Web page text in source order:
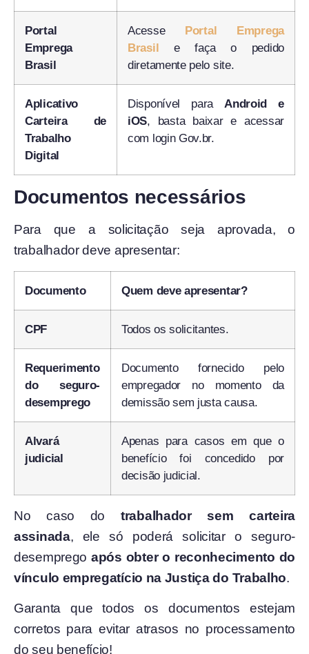
Portal
Emprega
Brasil
Acesse Portal Emprega
Brasil e faça o pedido
diretamente pelo site.
Aplicativo
Carteira de
Trabalho
Digital
Disponível paraAndroid e
iOS, basta baixar e acessar
com login Gov.br.
Documentos necessários
Para que a solicitação seja aprovada, o
trabalhador deve apresentar:
Documento Quem deve apresentar?
CPF Todos os solicitantes.
Requerimento
do seguro-
desemprego
Documento fornecido pelo
empregador no momento da
demissão sem justa causa.
Alvará
judicial
Apenas para casos em que o
benefício foi concedido por
decisão judicial.
No caso do trabalhador sem carteira
assinada, ele só poderá solicitar o seguro-
desemprego após obter o reconhecimento do
vínculo empregatício na Justiça do Trabalho.
Garanta que todos os documentos estejam
corretos para evitar atrasos no processamento
do seu benefício!